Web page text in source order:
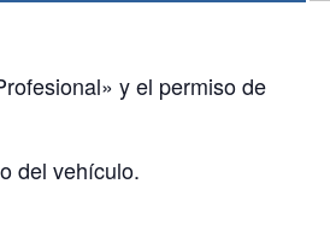
y el permiso de
del vehículo.